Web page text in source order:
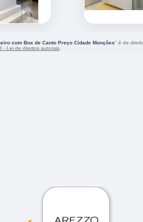
com Box de Canto Preço Cidade Monções" é de
- Lei de direitos autorais